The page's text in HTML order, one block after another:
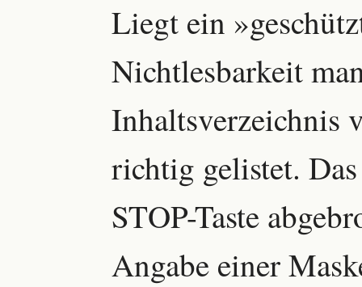
Liegt ein
Nichtlesbarkeit
Inhaltsverzeichnis
richtig gelistet.
STOP-Taste
Angabe einer